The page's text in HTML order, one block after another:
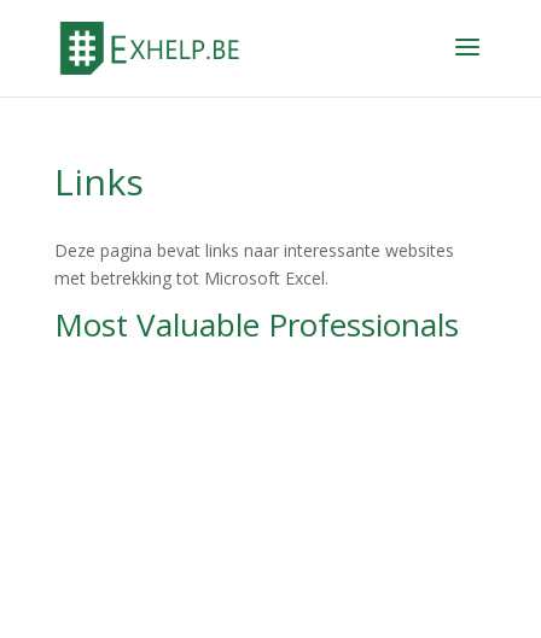
Links
Deze pagina bevat links naar interessante websites
met betrekking tot Microsoft Excel.
Most Valuable Professionals